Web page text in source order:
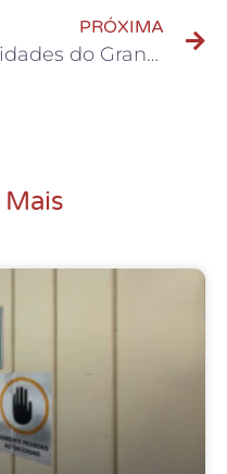
PRÓXIMA
Cidades do Grande ABC estão entre as 100 que mais investiram em 2021